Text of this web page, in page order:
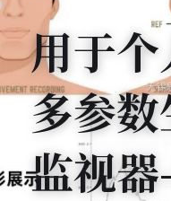
B站视频
关于我们
搜索
用于
多参
监视